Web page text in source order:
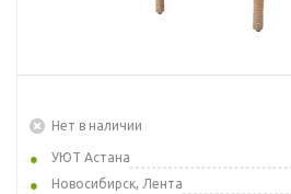
Нет в наличии
УЮТ Астана
Новосибирск, Лента